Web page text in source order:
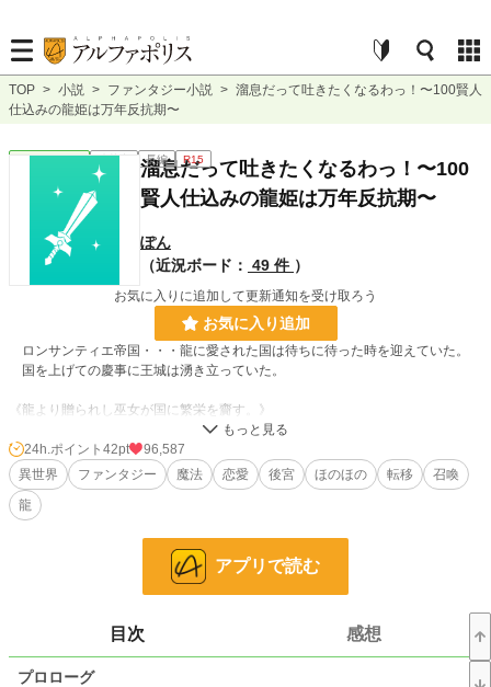
TOP > 小説 > ファンタジー小説 > 溜息だって吐きたくなるわっ！〜100賢人
仕込みの龍姫は万年反抗期〜
ファンタジー 連載中 長編 R15
溜息だって吐きたくなるわっ！〜100
賢人仕込みの龍姫は万年反抗期〜
ぽん
（近況ボード： 49 件 ）
お気に入りに追加して更新通知を受け取ろう
お気に入り追加
ロンサンティエ帝国・・・龍に愛された国は待ちに待った時を迎えていた。
国を上げての慶事に王城は湧き立っていた。
《龍より贈られし巫女が国に繁栄を齎す。》
先代の巫女が亡くなってから500年。
その間、栄華を貪り尽くした王族や貴族は堕落し民に苦行を強いていた。
龍気が宿る宝樹を復活させよ。
強欲に塗れた王侯貴族が巫女の登場を首を長くして待っている。
これは、龍に愛された１人の娘が国を引っ掻き回すお話。
ちょっと口が悪いが、大好きな龍達と共に後宮を生き抜く娘の姿をご覧あれ。
ーーーーーーーーーー
24h.ポイント 42pt
96,587
異世界
ファンタジー 魔法 恋愛 後宮 ほのほの 転移
召喚
龍
アプリで読む
目次 感想
プロローグ